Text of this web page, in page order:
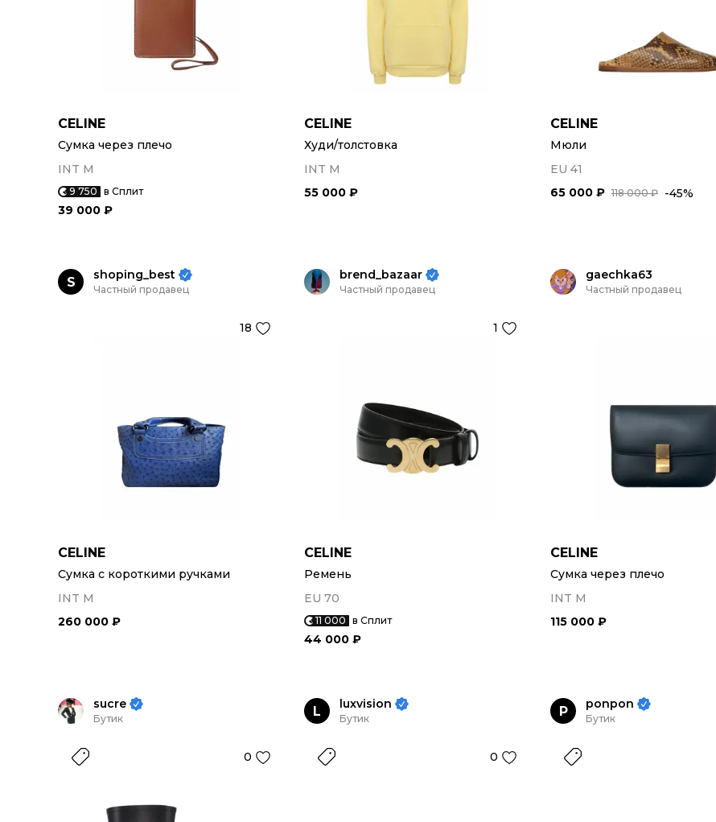
CELINE
Сумка через плечо
INT M
9 750 в Сплит
39 000 ₽
CELINE
Худи/толстовка
INT M
55 000 ₽
CELINE
Мюли
EU 41
118 000 ₽
65 000 ₽ -45%
S shoping_best
Частный продавец
18
CELINE
Сумка с короткими ручками
INT M
260 000 ₽
brend_bazaar
Частный продавец
1
CELINE
Ремень
EU 70
11 000 в Сплит
44 000 ₽
gaechka63
Частный продавец
CELINE
Сумка через плечо
INT M
115 000 ₽
sucre
Бутик
0
L luxvision
Бутик
0
P ponpon
Бутик